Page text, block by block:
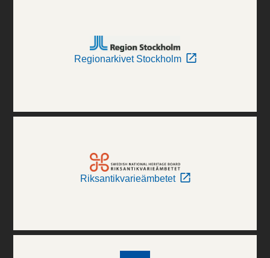
Regionarkivet Stockholm
Riksantikvarieämbetet